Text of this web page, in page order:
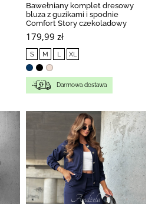
Bawełniany komplet dresowy
bluza z guzikami i spodnie
Comfort Story czekoladowy
179,99 zł
S M L XL
Darmowa dostawa